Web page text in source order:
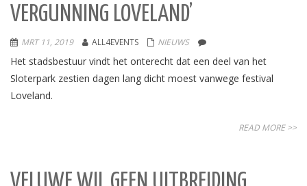
VERGUNNING LOVELAND’
MRT 11, 2019 ALL4EVENTS NIEUWS
Het stadsbestuur vindt het onterecht dat een deel van het
Sloterpark zestien dagen lang dicht moest vanwege festival
Loveland.
READ MORE >>